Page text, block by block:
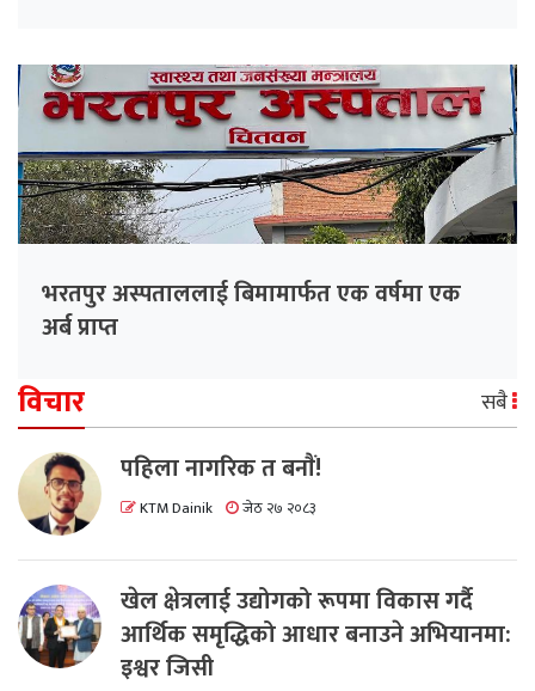
भरतपुर अस्पताललाई बिमामार्फत एक वर्षमा एक
अर्ब प्राप्त
विचार सबै
पहिला नागरिक त बनाैं!
KTM Dainik जेठ २७ २०८३
खेल क्षेत्रलाई उद्योगको रूपमा विकास गर्दै
आर्थिक समृद्धिको आधार बनाउने अभियानमा:
इश्वर जिसी